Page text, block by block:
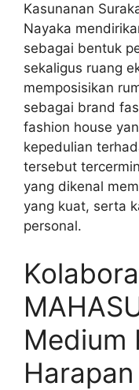
Kasunanan
Nayaka
sebagai bentuk
sekaligus ruang
memposisikan
sebagai brand
fashion house
kepedulian
tersebut
yang dikenal
yang kuat, serta
personal.
Medium
Harapan